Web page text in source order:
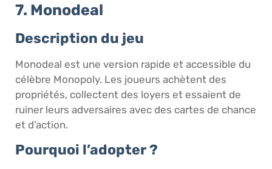
7. Monodeal
Description du jeu
Monodeal est une version rapide et accessible du
célèbre Monopoly. Les joueurs achètent des
propriétés, collectent des loyers et essaient de
ruiner leurs adversaires avec des cartes de chance
et d’action.
Pourquoi l’adopter ?